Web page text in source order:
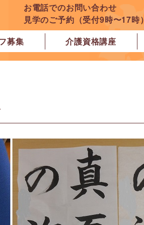
お電話でのお問い合わせ
見学のご予約（受付9時〜17時）
学園前レジデンス
登美ヶ丘
四条大路
東登美ヶ丘
ケアセンター青山
中和
橿原在宅支援相談センター
ケアセンター 白橿
白橿コンフォート
八木西スクエア
域包括支援センター北エリア
募集 介護資格講座